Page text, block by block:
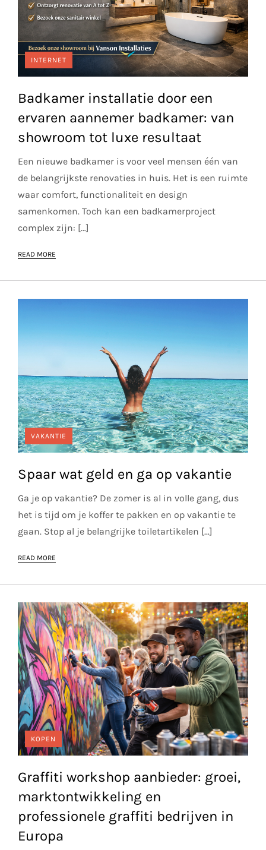
INTERNET
Badkamer installatie door een
ervaren aannemer badkamer: van
showroom tot luxe resultaat
Een nieuwe badkamer is voor veel mensen één van
de belangrijkste renovaties in huis. Het is een ruimte
waar comfort, functionaliteit en design
samenkomen. Toch kan een badkamerproject
complex zijn: […]
READ MORE
VAKANTIE
Spaar wat geld en ga op vakantie
Ga je op vakantie? De zomer is al in volle gang, dus
het is tijd om je koffer te pakken en op vakantie te
gaan. Stop al je belangrijke toiletartikelen […]
READ MORE
KOPEN
Graffiti workshop aanbieder: groei,
marktontwikkeling en
professionele graffiti bedrijven in
Europa